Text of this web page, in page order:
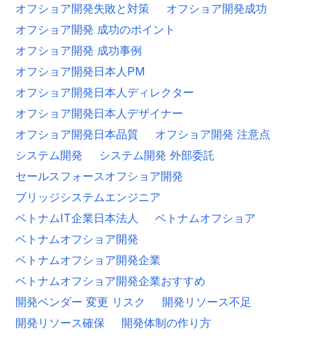
オフショア開発失敗と対策
オフショア開発成功
オフショア開発 成功のポイント
オフショア開発 成功事例
オフショア開発日本人PM
オフショア開発日本人ディレクター
オフショア開発日本人デザイナー
オフショア開発日本品質
オフショア開発 注意点
システム開発
システム開発 外部委託
セールスフォースオフショア開発
ブリッジシステムエンジニア
ベトナムIT企業日本法人
ベトナムオフショア
ベトナムオフショア開発
ベトナムオフショア開発企業
ベトナムオフショア開発企業おすすめ
開発ベンダー 変更 リスク
開発リソース不足
開発リソース確保
開発体制の作り方